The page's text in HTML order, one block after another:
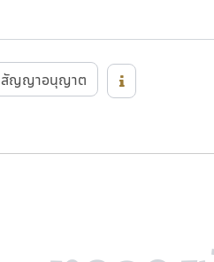
สัญญาอนุญาต